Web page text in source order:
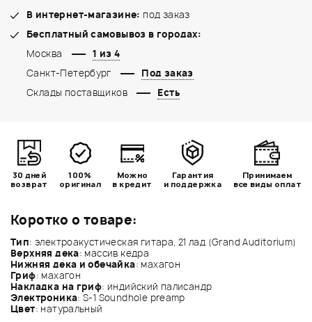
Коротко о товаре:
Тип: электроакустическая гитара, 21 лад (Grand Auditorium)
Верхняя дека: массив кедра
Нижняя дека и обечайка: махагон
Гриф: махагон
Накладка на гриф: индийский палисандр
Электроника: S-1 Soundhole preamp
Цвет: натуральный
В интернет-магазине: под заказ
Бесплатный самовывоз в городах:
Москва
1 из 4
Санкт-Петербург
Под заказ
Склады поставщиков
Есть
30 дней
возврат
100%
оригинал
Можно
в кредит
Гарантия
и поддержка
Принимаем
все виды оплат